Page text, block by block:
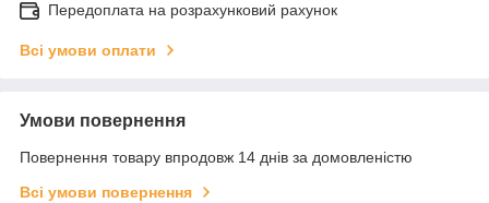
Передоплата на розрахунковий рахунок
Всі умови оплати
Умови повернення
Повернення товару впродовж 14 днів за домовленістю
Всі умови повернення